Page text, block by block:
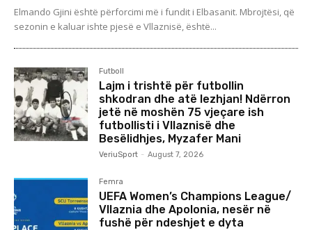
Elmando Gjini është përforcimi më i fundit i Elbasanit. Mbrojtësi, që
sezonin e kaluar ishte pjesë e Vllaznisë, është...
Futboll
Lajm i trishtë për futbollin
shkodran dhe atë lezhjan! Ndërron
jetë në moshën 75 vjeçare ish
futbollisti i Vllaznisë dhe
Besëlidhjes, Myzafer Mani
VeriuSport - August 7, 2026
Femra
UEFA Women’s Champions League/
Vllaznia dhe Apolonia, nesër në
fushë për ndeshjet e dyta